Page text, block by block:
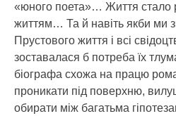
«юного поета»… Життя стало
життям… Та й навіть якби ми
Прустового життя і всі
зоставалася б потреба їх
біографа схожа на працю
проникати під поверхню,
обирати між багатьма